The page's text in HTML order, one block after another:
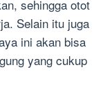
sehingga otot
Selain itu juga
ini akan bisa
yang cukup